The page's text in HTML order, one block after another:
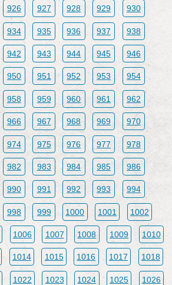
926 927 928 929 930
934 935 936 937 938
942 943 944 945 946
950 951 952 953 954
958 959 960 961 962
966 967 968 969 970
974 975 976 977 978
982 983 984 985 986
990 991 992 993 994
998 999 1000 1001 1002
1006 1007 1008 1009 1010
1014 1015 1016 1017 1018
1022 1023 1024 1025 1026